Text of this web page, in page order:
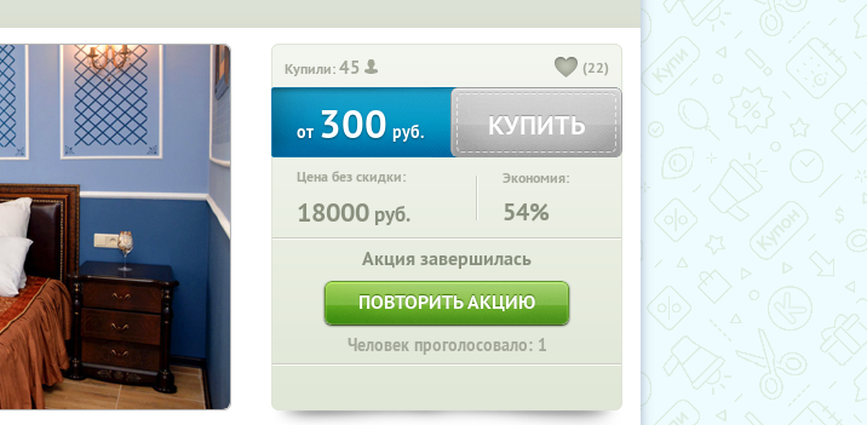
Купили:45 (22)
от300руб. КУПИТЬ
Цена без скидки:
18000 руб.
Экономия:
54%
Акция завершилась
ПОВТОРИТЬ АКЦИЮ
Человек проголосовало: 1